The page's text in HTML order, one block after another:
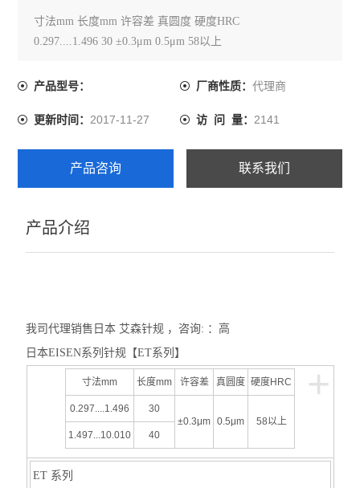
寸法mm 长度mm 许容差 真圆度 硬度HRC
0.297....1.496 30 ±0.3μm 0.5μm 58以上
产品型号： 厂商性质： 代理商
更新时间：2017-11-27 访 问 量： 2141
产品咨询 联系我们
产品介绍
我司代理销售日本 艾森针规 ，咨询: ：高
日本EISEN系列针规【ET系列】
+
寸法mm 长度mm 许容差 真圆度 硬度HRC
0.297....1.496
30
±0.3μm 0.5μm
58以上
1.497...10.010
40
ET 系列